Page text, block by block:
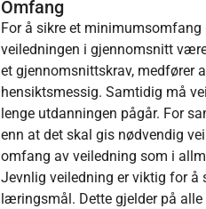
Omfang
For å sikre et
veiledningen i gjennomsnitt
et gjennomsnittskrav, medfører
hensiktsmessig. Samtidig må
lenge utdanningen pågår. For
enn at det skal gis nødvendig
omfang av veiledning som i
Jevnlig veiledning er viktig for å
læringsmål. Dette gjelder på alle